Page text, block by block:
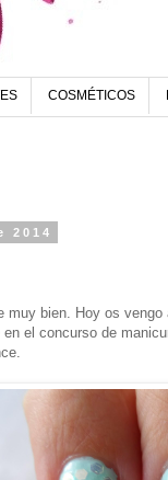
COSMÉTICOS
2014
muy bien. Hoy os
el concurso de